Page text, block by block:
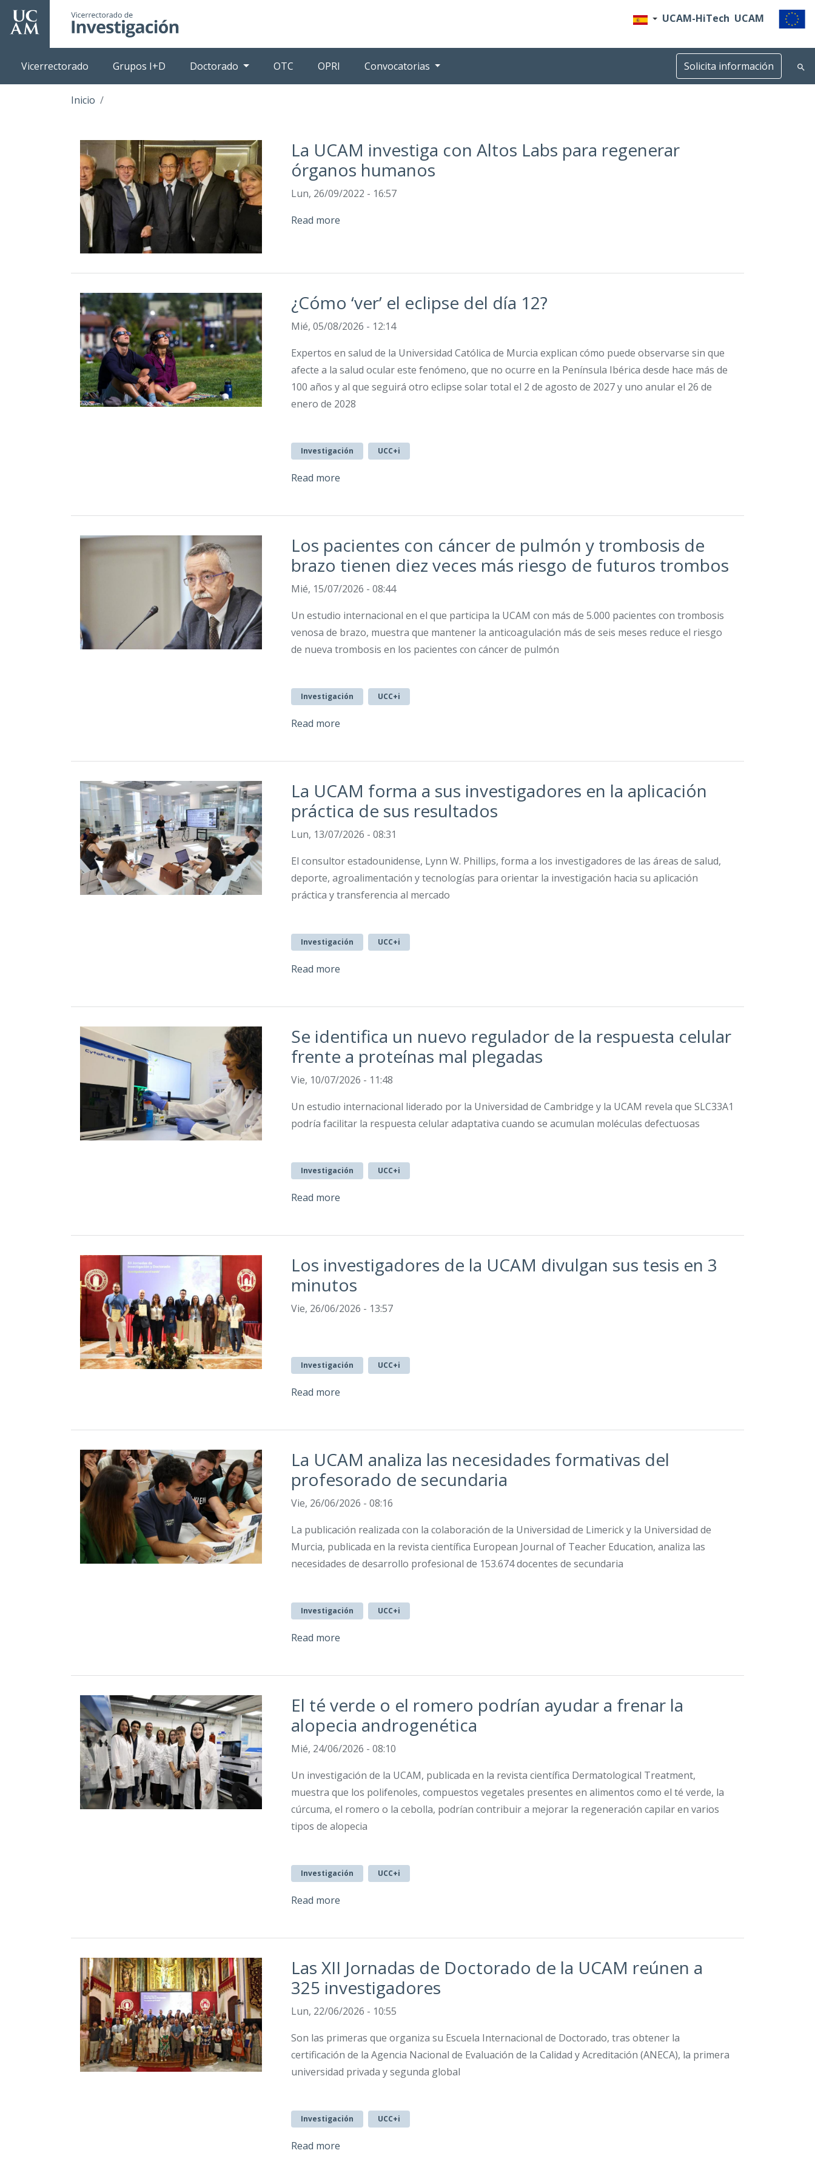
Pasar
principal
UCAM-HiTech UCAM
Vicerrectorado Grupos I+D Doctorado OTC OPRI Convocatorias Solicita información
Inicio
La UCAM investiga con Altos Labs para regenerar
órganos humanos
Lun, 26/09/2022 - 16:57
Read more
¿Cómo ‘ver’ el eclipse del día 12?
Mié, 05/08/2026 - 12:14
Expertos en salud de la Universidad Católica de Murcia explican cómo puede observarse sin que
afecte a la salud ocular este fenómeno, que no ocurre en la Península Ibérica desde hace más de
100 años y al que seguirá otro eclipse solar total el 2 de agosto de 2027 y uno anular el 26 de
enero de 2028
Investigación UCC+i
Read more
Los pacientes con cáncer de pulmón y trombosis de
brazo tienen diez veces más riesgo de futuros trombos
Mié, 15/07/2026 - 08:44
Un estudio internacional en el que participa la UCAM con más de 5.000 pacientes con trombosis
venosa de brazo, muestra que mantener la anticoagulación más de seis meses reduce el riesgo
de nueva trombosis en los pacientes con cáncer de pulmón
Investigación UCC+i
Read more
La UCAM forma a sus investigadores en la aplicación
práctica de sus resultados
Lun, 13/07/2026 - 08:31
El consultor estadounidense, Lynn W. Phillips, forma a los investigadores de las áreas de salud,
deporte, agroalimentación y tecnologías para orientar la investigación hacia su aplicación
práctica y transferencia al mercado
Investigación UCC+i
Read more
Se identifica un nuevo regulador de la respuesta celular
frente a proteínas mal plegadas
Vie, 10/07/2026 - 11:48
Un estudio internacional liderado por la Universidad de Cambridge y la UCAM revela que SLC33A1
podría facilitar la respuesta celular adaptativa cuando se acumulan moléculas defectuosas
Investigación UCC+i
Read more
Los investigadores de la UCAM divulgan sus tesis en 3
minutos
Vie, 26/06/2026 - 13:57
Investigación UCC+i
Read more
La UCAM analiza las necesidades formativas del
profesorado de secundaria
Vie, 26/06/2026 - 08:16
La publicación realizada con la colaboración de la Universidad de Limerick y la Universidad de
Murcia, publicada en la revista científica European Journal of Teacher Education, analiza las
necesidades de desarrollo profesional de 153.674 docentes de secundaria
Investigación UCC+i
Read more
El té verde o el romero podrían ayudar a frenar la
alopecia androgenética
Mié, 24/06/2026 - 08:10
Un investigación de la UCAM, publicada en la revista científica Dermatological Treatment,
muestra que los polifenoles, compuestos vegetales presentes en alimentos como el té verde, la
cúrcuma, el romero o la cebolla, podrían contribuir a mejorar la regeneración capilar en varios
tipos de alopecia
Investigación UCC+i
Read more
Las XII Jornadas de Doctorado de la UCAM reúnen a
325 investigadores
Lun, 22/06/2026 - 10:55
Son las primeras que organiza su Escuela Internacional de Doctorado, tras obtener la
certificación de la Agencia Nacional de Evaluación de la Calidad y Acreditación (ANECA), la primera
universidad privada y segunda global
Investigación UCC+i
Read more